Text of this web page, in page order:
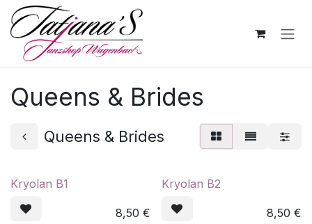
Zum Inhalt springen
Queens & Brides
Queens & Brides
Kryolan B1
8,50 €
Kryolan B2
8,50 €